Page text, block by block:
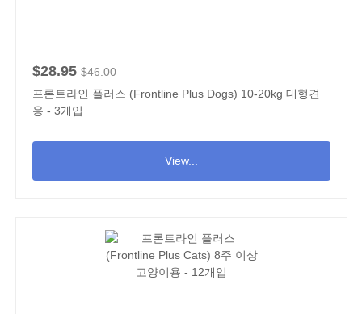
$28.95 $46.00
프론트라인 플러스 (Frontline Plus Dogs) 10-20kg 대형견
용 - 3개입
View...